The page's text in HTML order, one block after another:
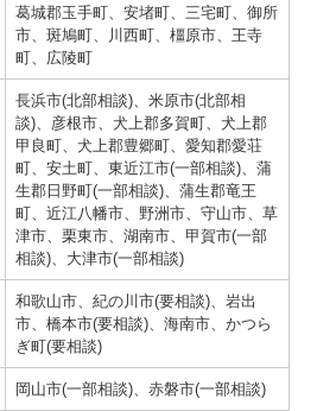
葛城郡玉手町、安堵町、三宅町、御所
市、斑鳩町、川西町、橿原市、王寺
町、広陵町
長浜市(北部相談)、米原市(北部相
談)、彦根市、犬上郡多賀町、犬上郡
甲良町、犬上郡豊郷町、愛知郡愛荘
町、安土町、東近江市(一部相談)、蒲
生郡日野町(一部相談)、蒲生郡竜王
町、近江八幡市、野洲市、守山市、草
津市、栗東市、湖南市、甲賀市(一部
相談)、大津市(一部相談)
和歌山市、紀の川市(要相談)、岩出
市、橋本市(要相談)、海南市、かつら
ぎ町(要相談)
岡山市(一部相談)、赤磐市(一部相談)